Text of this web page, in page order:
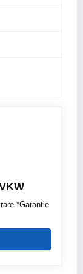
*Garantie